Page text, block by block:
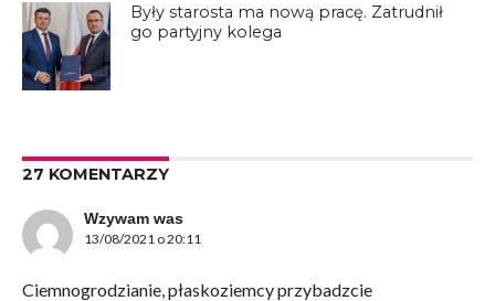
Były starosta ma nową pracę. Zatrudnił
go partyjny kolega
27 KOMENTARZY
Wzywam was
13/08/2021 o 20:11
Ciemnogrodzianie, płaskoziemcy przybadzcie